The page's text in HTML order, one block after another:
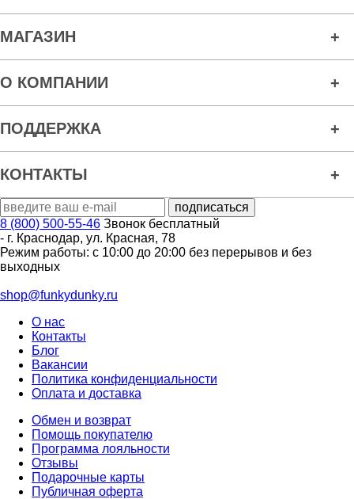
МАГАЗИН
О КОМПАНИИ
ПОДДЕРЖКА
КОНТАКТЫ
8 (800) 500-55-46 Звонок бесплатный
- г. Краснодар, ул. Красная, 78
Режим работы: с 10:00 до 20:00 без перерывов и без
выходных
shop@funkydunky.ru
О нас
Контакты
Блог
Вакансии
Политика конфиденциальности
Оплата и доставка
Обмен и возврат
Помощь покупателю
Программа лояльности
Отзывы
Подарочные карты
Публичная оферта